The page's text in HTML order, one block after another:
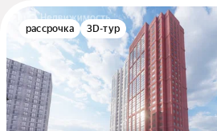
рассрочка 3D-тур